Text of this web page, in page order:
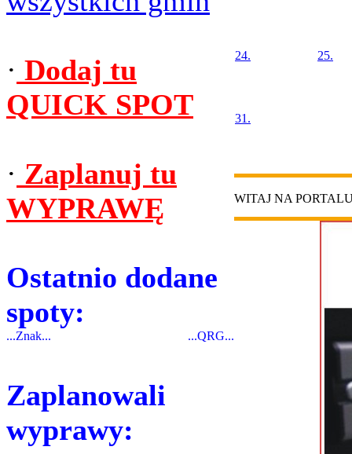
· Dodaj tu
QUICK SPOT
· Zaplanuj tu
WYPRAWĘ
Ostatnio dodane
spoty:
...Znak... ...QRG...
Zaplanowali
wyprawy:
24. 25.
31.
WITAJ NA